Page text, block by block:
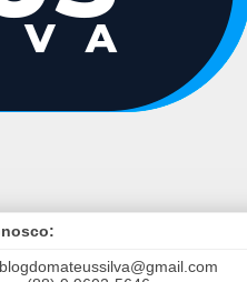
blogdomateussilva@gmail.com